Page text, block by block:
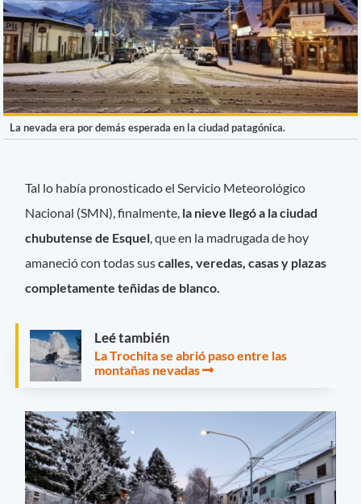
La nevada era por demás esperada en la ciudad patagónica.
Tal lo había pronosticado el Servicio Meteorológico
Nacional (SMN), finalmente, la nieve llegó a la ciudad
chubutense de Esquel , que en la madrugada de hoy
amaneció con todas suscalles, veredas, casas y plazas
completamente teñidas de blanco.
Leé también
La Trochita se abrió paso entre las
montañas nevadas